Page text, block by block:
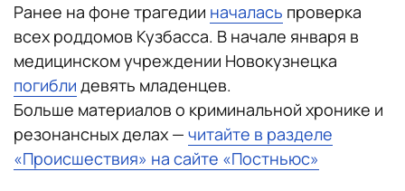
Ранее на фоне трагедии началась проверка
всех роддомов Кузбасса. В начале января в
медицинском учреждении Новокузнецка
погибли девять младенцев.
Больше материалов о криминальной хронике и
резонансных делах — читайте в разделе
«Происшествия» на сайте «Постньюс»